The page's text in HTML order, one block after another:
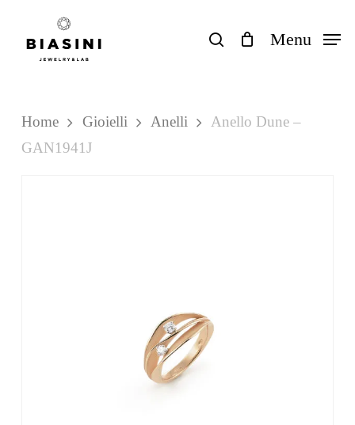
search Menu
Carrello
Close
Cart
Home Gioielli Anelli
Anello Dune –
GAN1941J